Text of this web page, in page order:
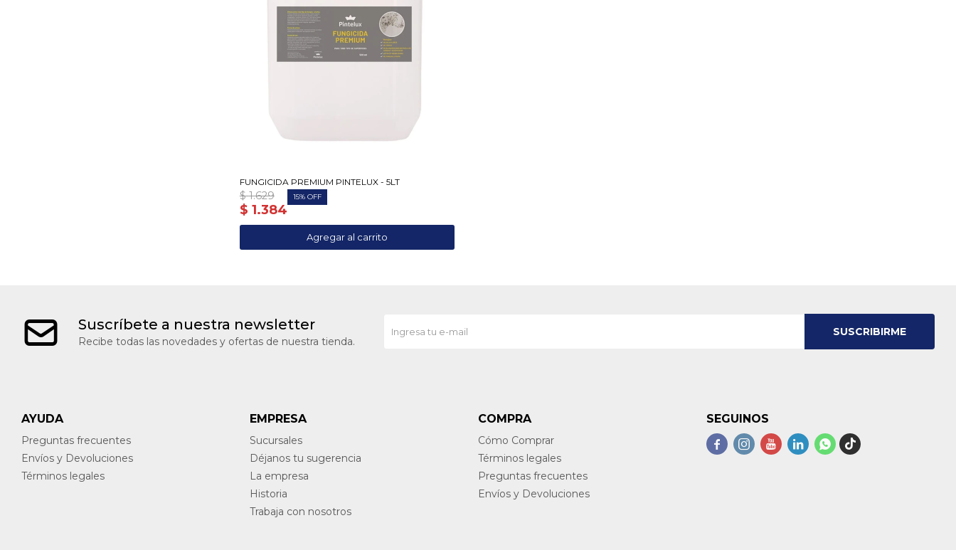
FUNGICIDA PREMIUM PINTELUX - 5LT
$ 1.384
$ 1.629 15
Suscríbete a nuestra newsletter
Recibe todas las novedades y ofertas de nuestra tienda.
SUSCRIBIRME
AYUDA
Preguntas frecuentes
Envíos y Devoluciones
Términos legales
EMPRESA
Sucursales
Déjanos tu sugerencia
La empresa
Historia
Trabaja con nosotros
COMPRA
Cómo Comprar
Términos legales
Preguntas frecuentes
Envíos y Devoluciones
SEGUINOS
    